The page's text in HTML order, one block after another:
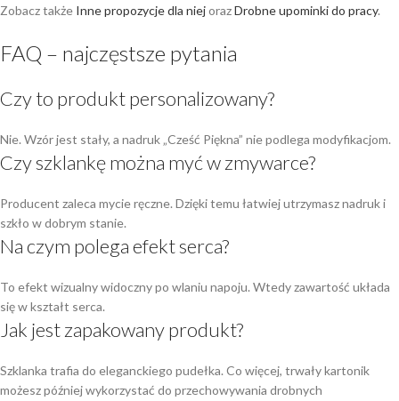
Zobacz także Inne propozycje dla niejorazDrobne upominki do pracy.
FAQ – najczęstsze pytania
Czy to produkt personalizowany?
Nie. Wzór jest stały, a nadruk „Cześć Piękna” nie podlega modyfikacjom.
Czy szklankę można myć w zmywarce?
Producent zaleca mycie ręczne. Dzięki temu łatwiej utrzymasz nadruk i
szkło w dobrym stanie.
Na czym polega efekt serca?
To efekt wizualny widoczny po wlaniu napoju. Wtedy zawartość układa
się w kształt serca.
Jak jest zapakowany produkt?
Szklanka trafia do eleganckiego pudełka. Co więcej, trwały kartonik
możesz później wykorzystać do przechowywania drobnych